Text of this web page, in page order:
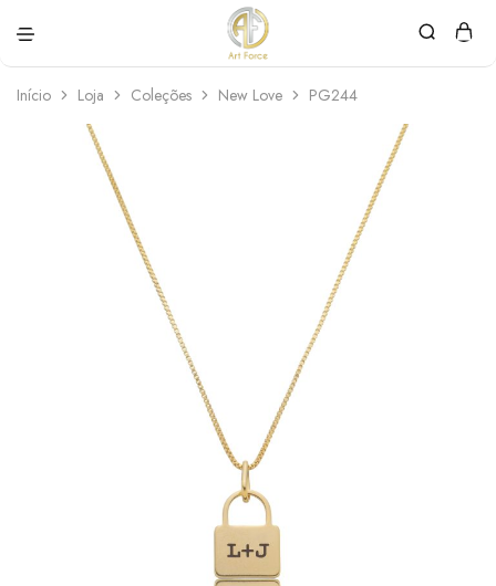
Force
personalizadas
Início Loja Coleções New Love PG244